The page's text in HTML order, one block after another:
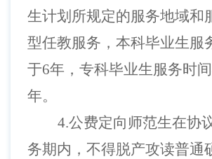
生计划所规定的服务地域和
型任教服务，本科毕业生服
于6年，专科毕业生服务时
年。
4.公费定向师范生在协
务期内，不得脱产攻读普通